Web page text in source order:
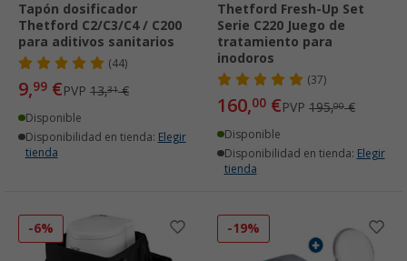
Tapón dosificador
Thetford C2/C3/C4 / C200
para aditivos sanitarios
(44)
9,99 €PVP 13,31€
Disponible
Disponibilidad en tienda: Elegir
tienda
Thetford Fresh-Up Set
Serie C220 Juego de
tratamiento para
inodoros
(37)
160,00 €PVP 195,00€
Disponible
Disponibilidad en tienda: Elegir
tienda
-6% -19%